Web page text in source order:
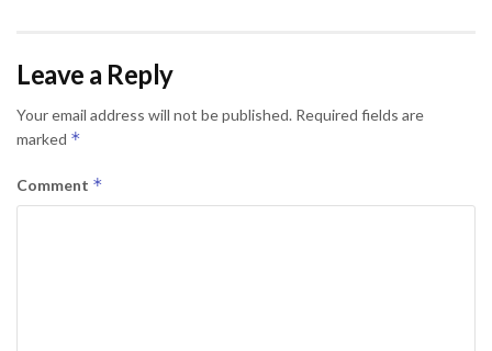
Leave a Reply
Your email address will not be published. Required fields are
marked *
Comment *